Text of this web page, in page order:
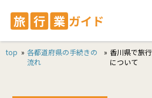
top » 各都道府県の手続きの
流れ
» 香川県で旅
について